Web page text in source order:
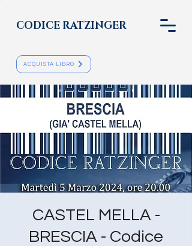
CODICE RATZINGER
ACQUISTA LIBRO
CASTEL MELLA -
BRESCIA - Codice